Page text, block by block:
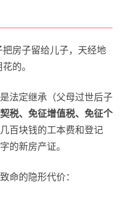
把房子留给儿子，天经地
的。
法定继承（父母过世后子
税、免征增值税、免征个
百块钱的工本费和登记
的新房产证。
命的隐形代价：